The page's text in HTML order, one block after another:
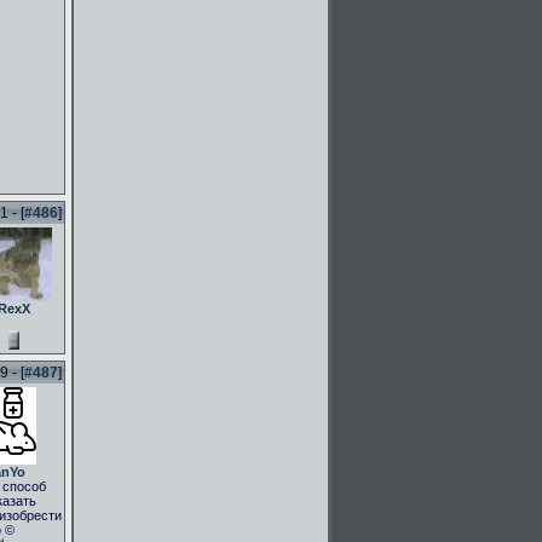
- [#486]
- [#487]
©